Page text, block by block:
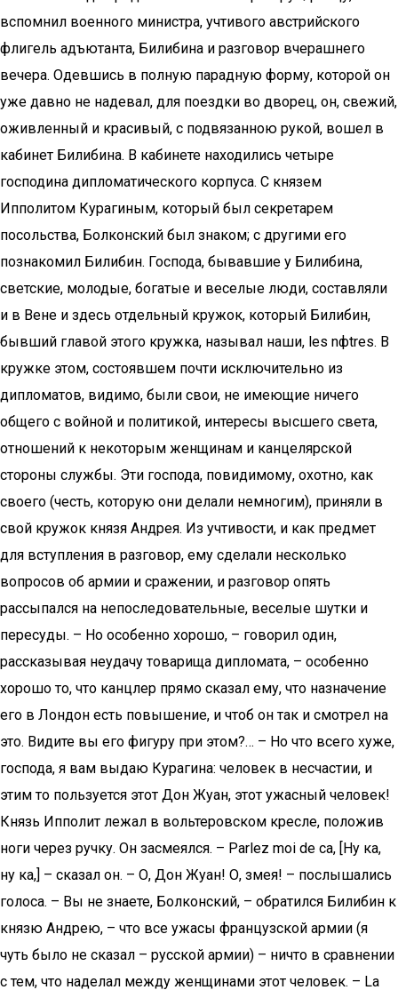
вспомнил военного министра, учтивого австрийского
флигель адъютанта, Билибина и разговор вчерашнего
вечера. Одевшись в полную парадную форму, которой он
уже давно не надевал, для поездки во дворец, он, свежий,
оживленный и красивый, с подвязанною рукой, вошел в
кабинет Билибина. В кабинете находились четыре
господина дипломатического корпуса. С князем
Ипполитом Курагиным, который был секретарем
посольства, Болконский был знаком; с другими его
познакомил Билибин. Господа, бывавшие у Билибина,
светские, молодые, богатые и веселые люди, составляли
и в Вене и здесь отдельный кружок, который Билибин,
бывший главой этого кружка, называл наши, les nфtres. В
кружке этом, состоявшем почти исключительно из
дипломатов, видимо, были свои, не имеющие ничего
общего с войной и политикой, интересы высшего света,
отношений к некоторым женщинам и канцелярской
стороны службы. Эти господа, повидимому, охотно, как
своего (честь, которую они делали немногим), приняли в
свой кружок князя Андрея. Из учтивости, и как предмет
для вступления в разговор, ему сделали несколько
вопросов об армии и сражении, и разговор опять
рассыпался на непоследовательные, веселые шутки и
пересуды. – Но особенно хорошо, – говорил один,
рассказывая неудачу товарища дипломата, – особенно
хорошо то, что канцлер прямо сказал ему, что назначение
его в Лондон есть повышение, и чтоб он так и смотрел на
это. Видите вы его фигуру при этом?… – Но что всего хуже,
господа, я вам выдаю Курагина: человек в несчастии, и
этим то пользуется этот Дон Жуан, этот ужасный человек!
Князь Ипполит лежал в вольтеровском кресле, положив
ноги через ручку. Он засмеялся. – Parlez moi de ca, [Ну ка,
ну ка,] – сказал он. – О, Дон Жуан! О, змея! – послышались
голоса. – Вы не знаете, Болконский, – обратился Билибин к
князю Андрею, – что все ужасы французской армии (я
чуть было не сказал – русской армии) – ничто в сравнении
с тем, что наделал между женщинами этот человек. – La